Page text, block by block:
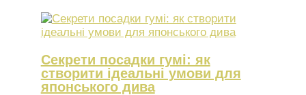
Секрети посадки гумі: як
створити ідеальні умови для
японського дива